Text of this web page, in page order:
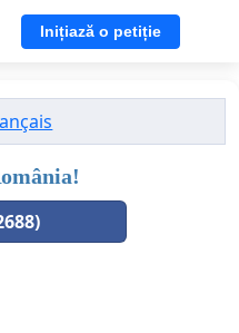
Inițiază o petiție